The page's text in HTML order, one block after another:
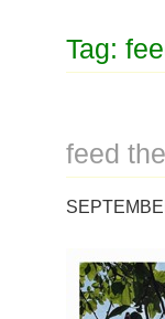
Tag:
feed